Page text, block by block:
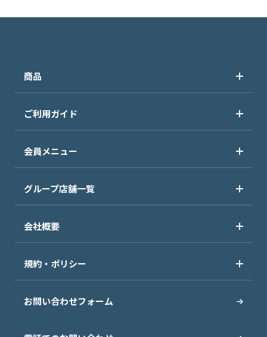
商品
ご利用ガイド
会員メニュー
グループ店舗一覧
会社概要
規約・ポリシー
お問い合わせフォーム